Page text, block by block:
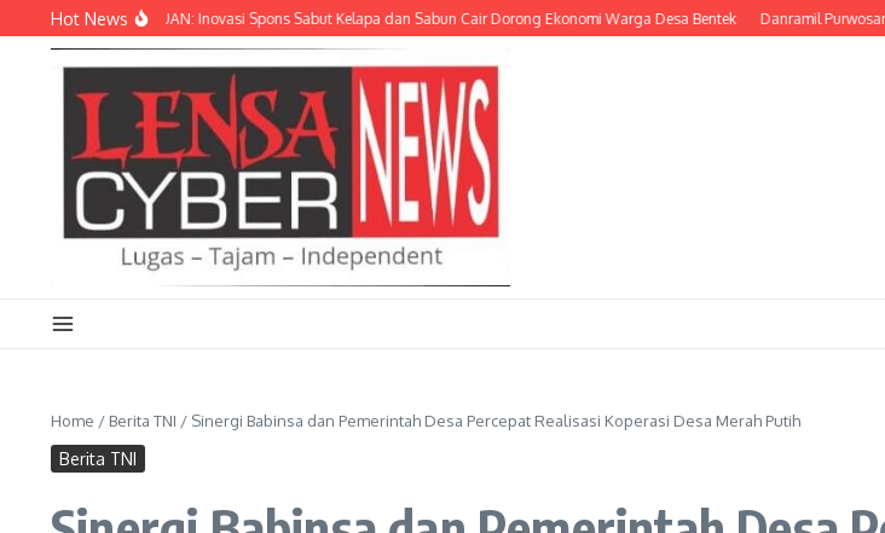
Lewati ke konten
Hot News
LIMBAH JADI CUAN: Inovasi Spons Sabut Kelapa dan Sabun Cair Dorong Ekonomi Warga Desa Bentek Danramil Purwosari
Home / Berita TNI / Sinergi Babinsa dan Pemerintah Desa Percepat Realisasi Koperasi Desa Merah Putih
Berita TNI